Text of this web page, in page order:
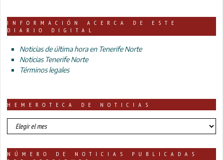
INFORMACIÓN ACERCA DE ESTE
DIARIO DIGITAL
Noticias de última hora en Tenerife Norte
Noticias Tenerife Norte
Términos legales
HEMEROTECA DE NOTICIAS
HEMEROTECA
DE
NÚMERO DE NOTICIAS PUBLICADAS